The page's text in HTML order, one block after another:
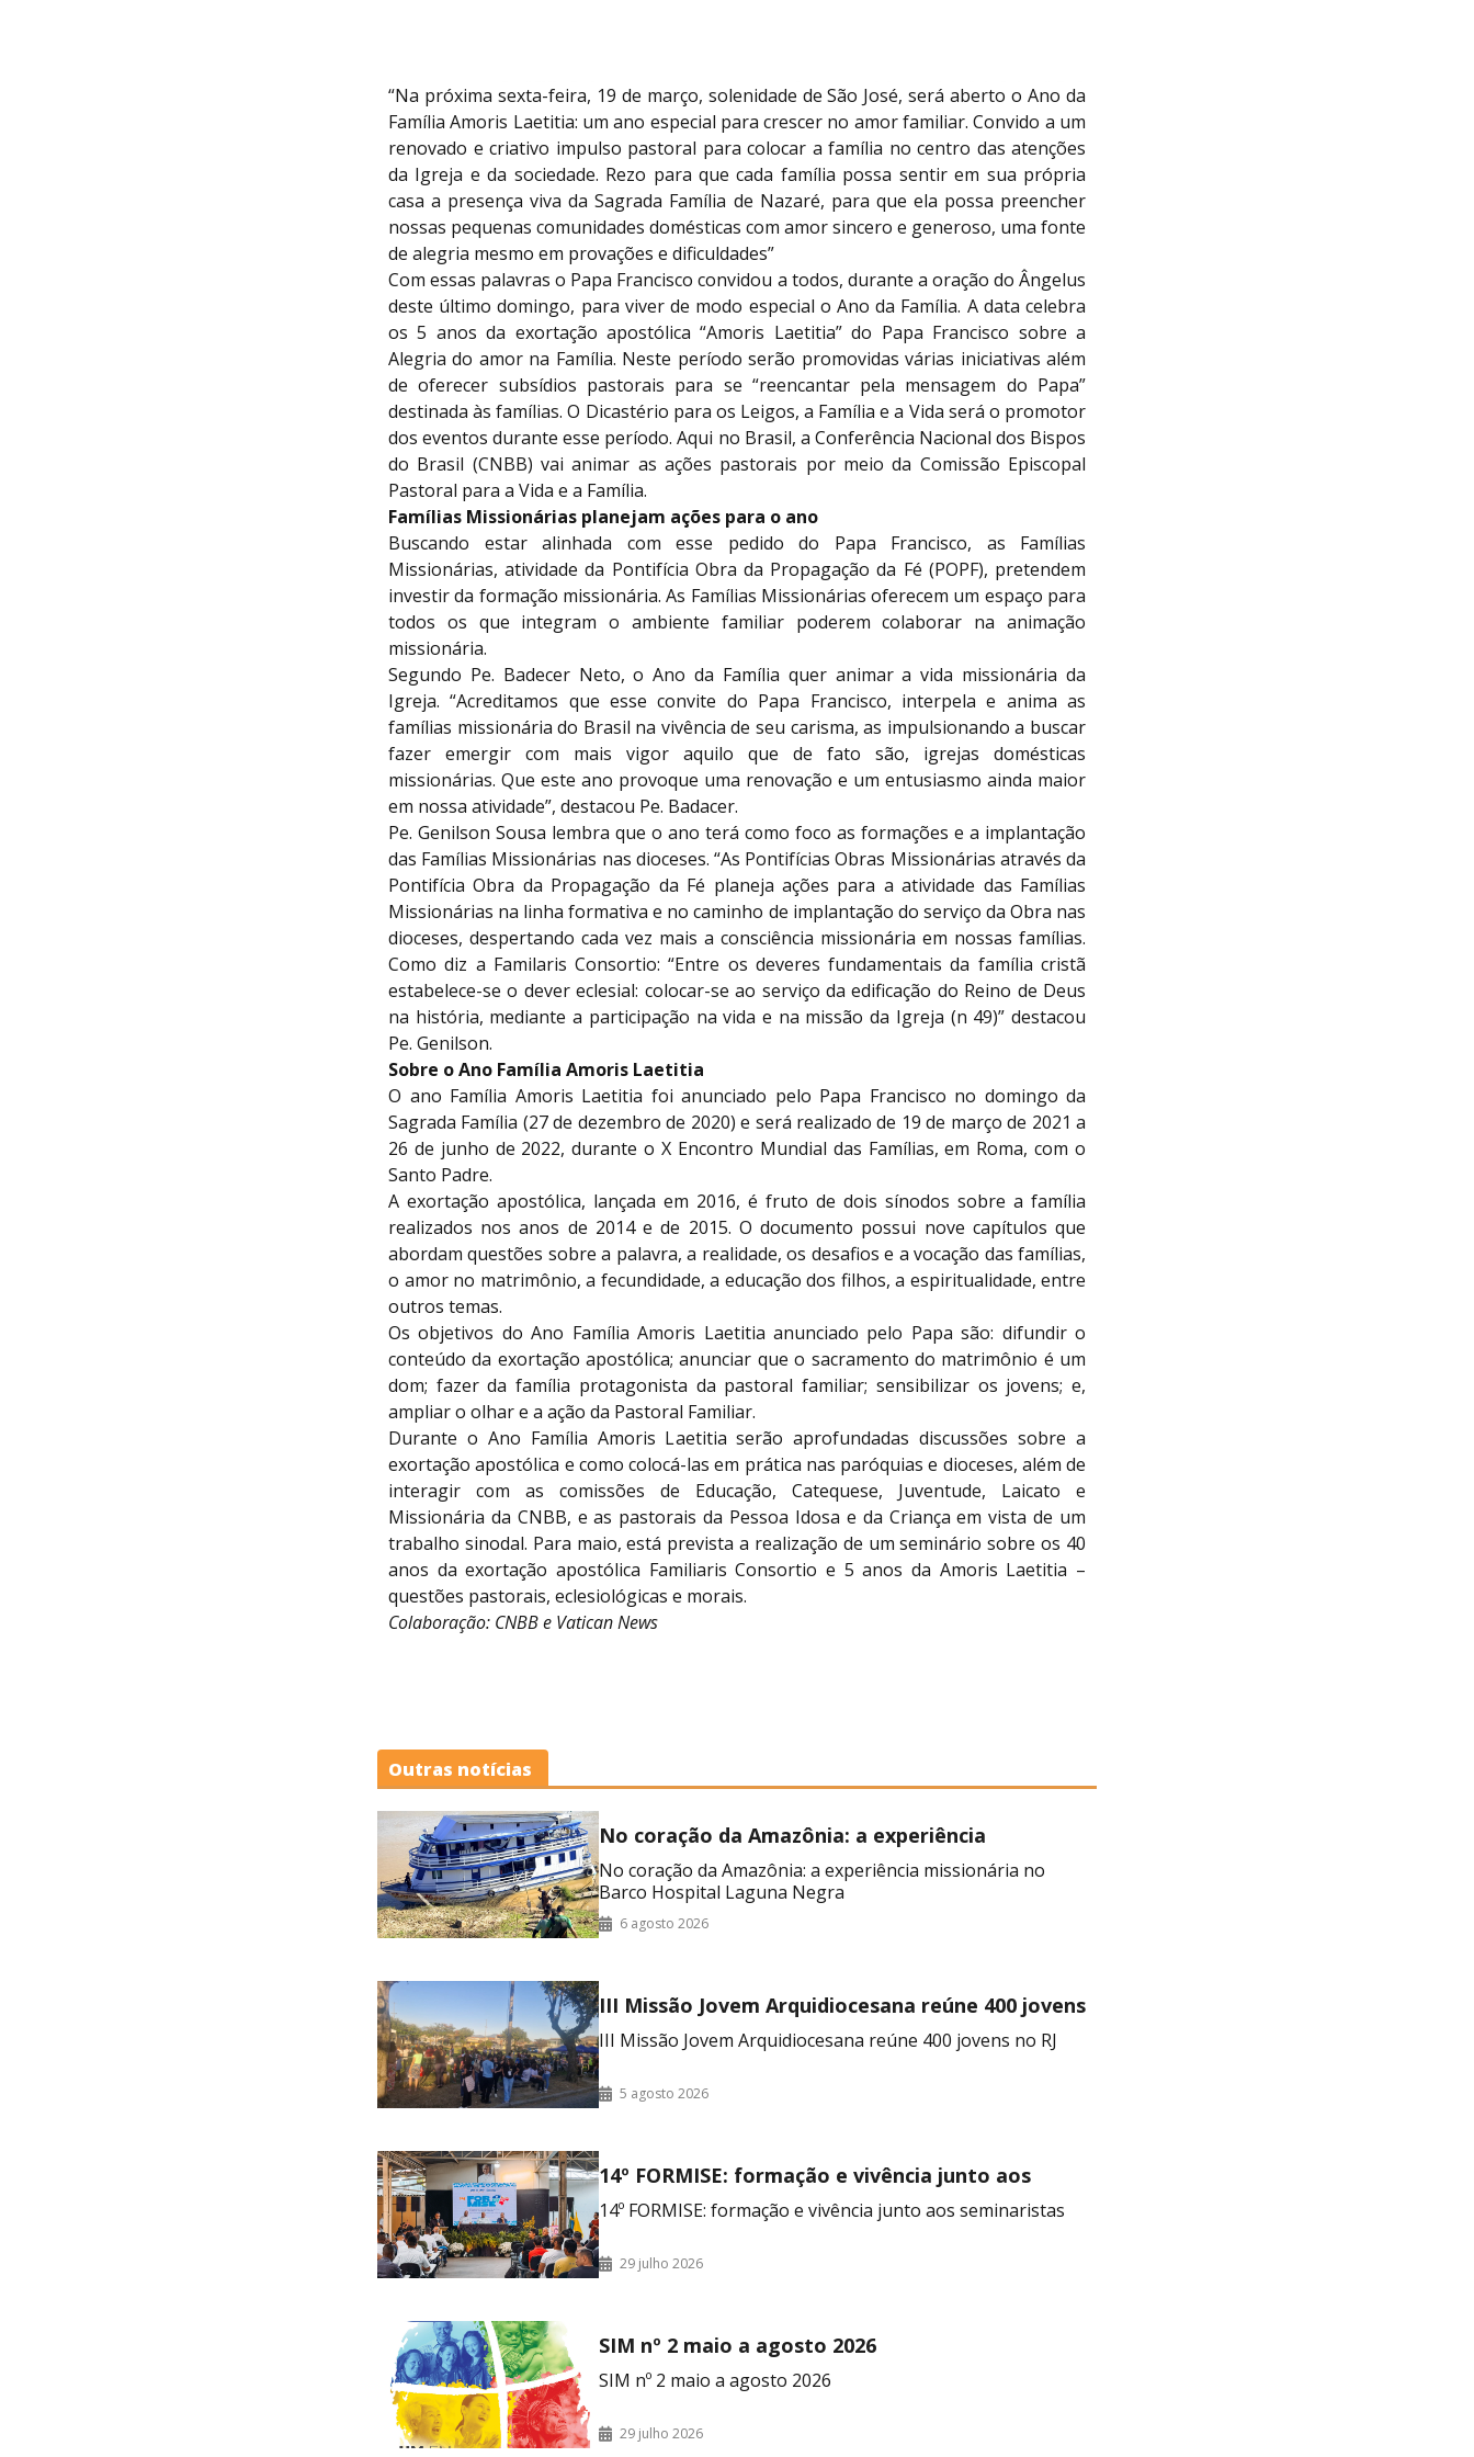
“Na próxima sexta-feira, 19 de março, solenidade de São José, será aberto o Ano da
Família Amoris Laetitia: um ano especial para crescer no amor familiar. Convido a um
renovado e criativo impulso pastoral para colocar a família no centro das atenções
da Igreja e da sociedade. Rezo para que cada família possa sentir em sua própria
casa a presença viva da Sagrada Família de Nazaré, para que ela possa preencher
nossas pequenas comunidades domésticas com amor sincero e generoso, uma fonte
de alegria mesmo em provações e dificuldades”
Com essas palavras o Papa Francisco convidou a todos, durante a oração do Ângelus
deste último domingo, para viver de modo especial o Ano da Família. A data celebra
os 5 anos da exortação apostólica “Amoris Laetitia” do Papa Francisco sobre a
Alegria do amor na Família. Neste período serão promovidas várias iniciativas além
de oferecer subsídios pastorais para se “reencantar pela mensagem do Papa”
destinada às famílias. O Dicastério para os Leigos, a Família e a Vida será o promotor
dos eventos durante esse período. Aqui no Brasil, a Conferência Nacional dos Bispos
do Brasil (CNBB) vai animar as ações pastorais por meio da Comissão Episcopal
Pastoral para a Vida e a Família.
Famílias Missionárias planejam ações para o ano
Buscando estar alinhada com esse pedido do Papa Francisco, as Famílias
Missionárias, atividade da Pontifícia Obra da Propagação da Fé (POPF), pretendem
investir da formação missionária. As Famílias Missionárias oferecem um espaço para
todos os que integram o ambiente familiar poderem colaborar na animação
missionária.
Segundo Pe. Badecer Neto, o Ano da Família quer animar a vida missionária da
Igreja. “Acreditamos que esse convite do Papa Francisco, interpela e anima as
famílias missionária do Brasil na vivência de seu carisma, as impulsionando a buscar
fazer emergir com mais vigor aquilo que de fato são, igrejas domésticas
missionárias. Que este ano provoque uma renovação e um entusiasmo ainda maior
em nossa atividade”, destacou Pe. Badacer.
Pe. Genilson Sousa lembra que o ano terá como foco as formações e a implantação
das Famílias Missionárias nas dioceses. “As Pontifícias Obras Missionárias através da
Pontifícia Obra da Propagação da Fé planeja ações para a atividade das Famílias
Missionárias na linha formativa e no caminho de implantação do serviço da Obra nas
dioceses, despertando cada vez mais a consciência missionária em nossas famílias.
Como diz a Familaris Consortio: “Entre os deveres fundamentais da família cristã
estabelece-se o dever eclesial: colocar-se ao serviço da edificação do Reino de Deus
na história, mediante a participação na vida e na missão da Igreja (n 49)” destacou
Pe. Genilson.
Sobre o Ano Família Amoris Laetitia
O ano Família Amoris Laetitia foi anunciado pelo Papa Francisco no domingo da
Sagrada Família (27 de dezembro de 2020) e será realizado de 19 de março de 2021 a
26 de junho de 2022, durante o X Encontro Mundial das Famílias, em Roma, com o
Santo Padre.
A exortação apostólica, lançada em 2016, é fruto de dois sínodos sobre a família
realizados nos anos de 2014 e de 2015. O documento possui nove capítulos que
abordam questões sobre a palavra, a realidade, os desafios e a vocação das famílias,
o amor no matrimônio, a fecundidade, a educação dos filhos, a espiritualidade, entre
outros temas.
Os objetivos do Ano Família Amoris Laetitia anunciado pelo Papa são: difundir o
conteúdo da exortação apostólica; anunciar que o sacramento do matrimônio é um
dom; fazer da família protagonista da pastoral familiar; sensibilizar os jovens; e,
ampliar o olhar e a ação da Pastoral Familiar.
Durante o Ano Família Amoris Laetitia serão aprofundadas discussões sobre a
exortação apostólica e como colocá-las em prática nas paróquias e dioceses, além de
interagir com as comissões de Educação, Catequese, Juventude, Laicato e
Missionária da CNBB, e as pastorais da Pessoa Idosa e da Criança em vista de um
trabalho sinodal. Para maio, está prevista a realização de um seminário sobre os 40
anos da exortação apostólica Familiaris Consortio e 5 anos da Amoris Laetitia –
questões pastorais, eclesiológicas e morais.
Colaboração: CNBB e Vatican News
Outras notícias
No coração da Amazônia: a experiência
missionária no Barco Hospital Laguna Negra
No coração da Amazônia: a experiência missionária no
Barco Hospital Laguna Negra
6 agosto 2026
III Missão Jovem Arquidiocesana reúne 400 jovens
no RJ
III Missão Jovem Arquidiocesana reúne 400 jovens no RJ
5 agosto 2026
14º FORMISE: formação e vivência junto aos
seminaristas
14º FORMISE: formação e vivência junto aos seminaristas
29 julho 2026
SIM nº 2 maio a agosto 2026
SIM nº 2 maio a agosto 2026
29 julho 2026